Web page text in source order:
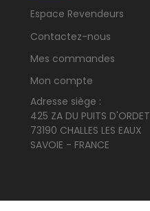
Espace Revendeurs
Contactez-nous
Mes commandes
Mon compte
Adresse siège :
425 ZA DU PUITS D'ORDET
73190 CHALLES LES EAUX
SAVOIE - FRANCE